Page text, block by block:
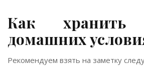
Как
домашних
Рекомендуем взять на заметку